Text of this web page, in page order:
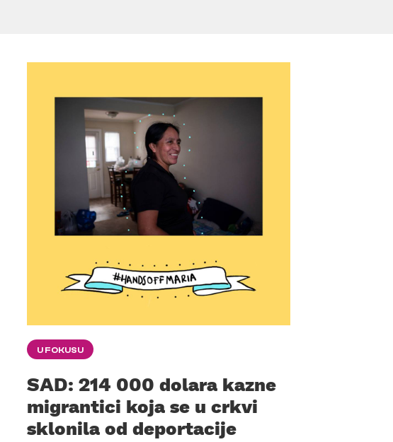
U FOKUSU
SAD: 214 000 dolara kazne
migrantici koja se u crkvi
sklonila od deportacije